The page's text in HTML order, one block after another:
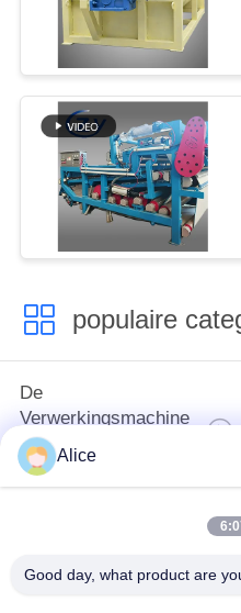
populaire
De
Verwerkingsmachine
van het
maniokzetmeel
Alice
Good day, what product are